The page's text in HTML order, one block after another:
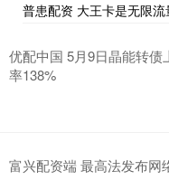
普患配资 大王卡是无限
优配中国 5月9日晶能转债
率138%
富兴配资端 最高法发布网